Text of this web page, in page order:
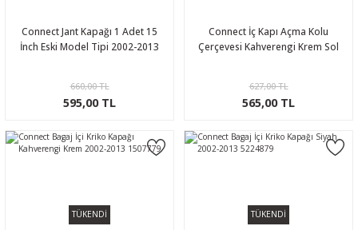
Connect Jant Kapağı 1 Adet 15
İnch Eski Model Tipi 2002-2013
660,00 TL
595,00 TL
Connect İç Kapı Açma Kolu
Çerçevesi Kahverengi Krem Sol
627,00 TL
565,00 TL
TÜKENDİ TÜKENDİ